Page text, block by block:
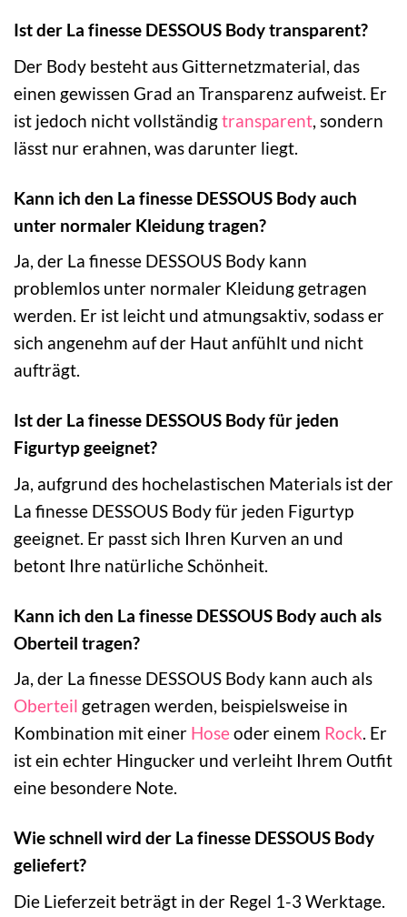
Ist der La finesse DESSOUS Body transparent?
Der Body besteht aus Gitternetzmaterial, das
einen gewissen Grad an Transparenz aufweist. Er
ist jedoch nicht vollständigtransparent, sondern
lässt nur erahnen, was darunter liegt.
Kann ich den La finesse DESSOUS Body auch
unter normaler Kleidung tragen?
Ja, der La finesse DESSOUS Body kann
problemlos unter normaler Kleidung getragen
werden. Er ist leicht und atmungsaktiv, sodass er
sich angenehm auf der Haut anfühlt und nicht
aufträgt.
Ist der La finesse DESSOUS Body für jeden
Figurtyp geeignet?
Ja, aufgrund des hochelastischen Materials ist der
La finesse DESSOUS Body für jeden Figurtyp
geeignet. Er passt sich Ihren Kurven an und
betont Ihre natürliche Schönheit.
Kann ich den La finesse DESSOUS Body auch als
Oberteil tragen?
Ja, der La finesse DESSOUS Body kann auch als
Oberteil getragen werden, beispielsweise in
Kombination mit einer Hoseoder einem Rock. Er
ist ein echter Hingucker und verleiht Ihrem Outfit
eine besondere Note.
Wie schnell wird der La finesse DESSOUS Body
geliefert?
Die Lieferzeit beträgt in der Regel 1-3 Werktage.